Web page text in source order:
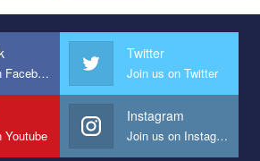
развития организации.
нас и помочь нам реализовать
насилием и дискриминацией на почве
- это зайти на наш канал YouTube
лайк под видео.
Join us on Facebook
Twitter
Join us on Twitter
Youtube
Instagram
Join us on Instagram